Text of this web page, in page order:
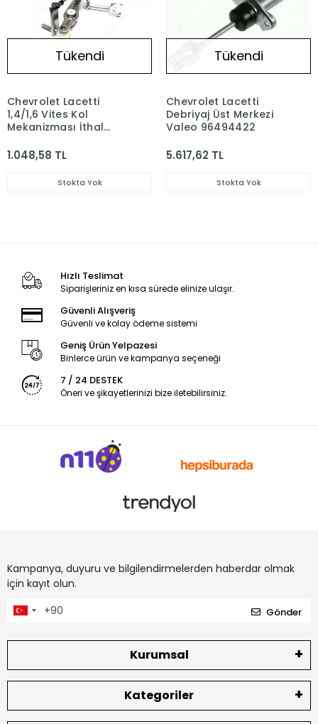
Tükendi
Chevrolet Lacetti
1,4/1,6 Vites Kol
Mekanizması İthal
1.048,58 TL
Stokta Yok
Tükendi
Chevrolet Lacetti
Debriyaj Üst Merkezi
Valeo 96494422
5.617,62 TL
Stokta Yok
Hızlı Teslimat
Siparişleriniz en kısa sürede elinize ulaşır.
Güvenli Alışveriş
Güvenli ve kolay ödeme sistemi
Geniş Ürün Yelpazesi
Binlerce ürün ve kampanya seçeneği
7 / 24 DESTEK
Öneri ve şikayetlerinizi bize iletebilirsiniz.
Kampanya, duyuru ve bilgilendirmelerden haberdar olmak
için kayıt olun.
Gönder
Kurumsal
Kategoriler